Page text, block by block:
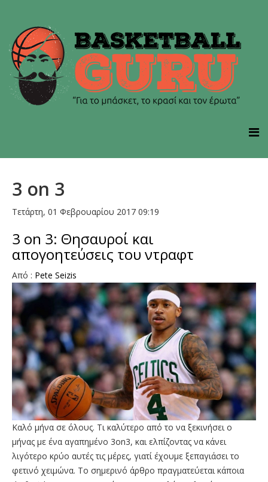
3 on 3
Τετάρτη, 01 Φεβρουαρίου 2017 09:19
3 οn 3: Θησαυροί και
απογοητεύσεις του ντραφτ
Από : Pete Seizis
Καλό μήνα σε όλους. Tι καλύτερο από το να ξεκινήσει ο
μήνας με ένα αγαπημένο 3on3, και ελπίζοντας να κάνει
λιγότερο κρύο αυτές τις μέρες, γιατί έχουμε ξεπαγιάσει το
φετινό χειμώνα. Το σημερινό άρθρο πραγματεύεται κάποια